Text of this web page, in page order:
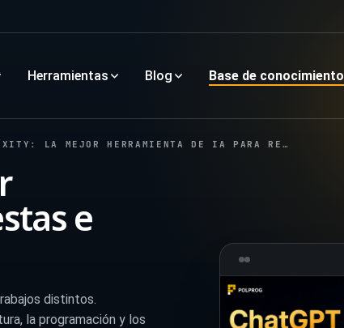
Herramientas Blog Base de conocimiento
MEJOR HERRAMIENTA DE IA PARA RESPUESTAS E INVESTIGACIÓN
e
distintos.
la programación y los